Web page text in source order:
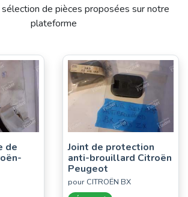
de pièces proposées sur notre
plateforme
de
Joint de protection
anti-brouillard Citroën
Peugeot
pour CITROËN BX